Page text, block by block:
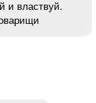
и властвуй.